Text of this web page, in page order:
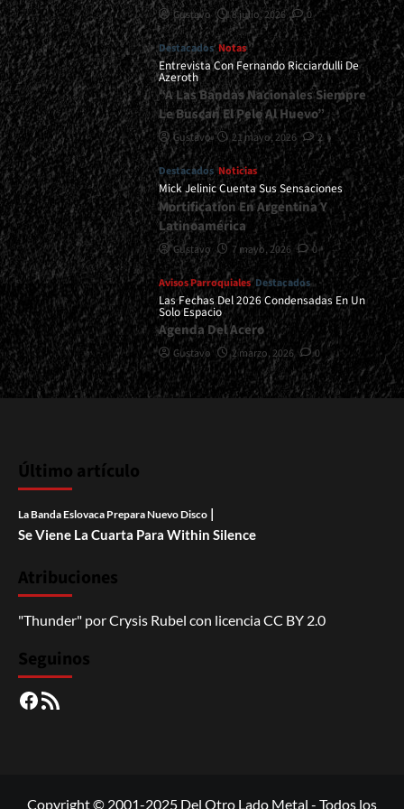
Gustavo 8 julio, 2026 0
Destacados Notas
Entrevista Con Fernando Ricciardulli De
Azeroth
“A Las Bandas Nacionales Siempre
Le Buscan El Pelo Al Huevo”
Gustavo 21 mayo, 2026 2
Destacados Noticias
Mick Jelinic Cuenta Sus Sensaciones
Mortification En Argentina Y
Latinoamérica
Gustavo 7 mayo, 2026 0
Avisos Parroquiales Destacados
Las Fechas Del 2026 Condensadas En Un
Solo Espacio
Agenda Del Acero
Gustavo 2 marzo, 2026 0
Último artículo
La Banda Eslovaca Prepara Nuevo Disco |
Se Viene La Cuarta Para Within Silence
Atribuciones
"Thunder" porCrysis Rubel con licenciaCC BY 2.0
Seguinos
Facebook
RSS
Copyright © 2001-2025 Del Otro Lado Metal - Todos los